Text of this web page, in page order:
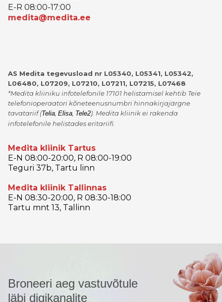
E-R 08:00-17:00
medita@medita.ee
Medita kliinik Tartus
E-N 08:00-20:00, R 08:00-19:00
Teguri 37b, Tartu linn
Medita kliinik Tallinnas
E-N 08:30-20:00, R 08:30-18:00
Tartu mnt 13, Tallinn
AS Medita tegevusload nr L05340, L05341, L05342,
L06480, L07209, L07210, L07211, L07215, L07468
*Medita kliiniku infotelefonile 17101 helistamisel kehtib Teie
telefonioperaatori kõneteenusnumbri hinnakirjajärgne
tavatariif(Telia Elisa Tele2) . Medita kliinik ei rakenda
infotelefonile helistades eritariifi.
Broneeri aeg vastuvõtule
läbi digikanalite